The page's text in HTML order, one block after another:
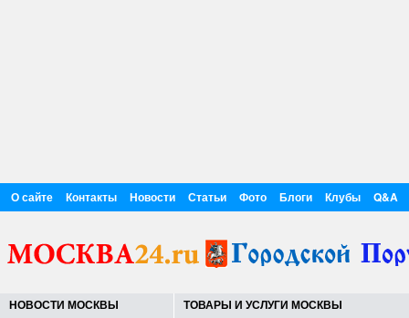
О сайте Контакты Новости Статьи Фото Блоги Клубы Q&A
НОВОСТИ МОСКВЫ ТОВАРЫ И УСЛУГИ МОСКВЫ